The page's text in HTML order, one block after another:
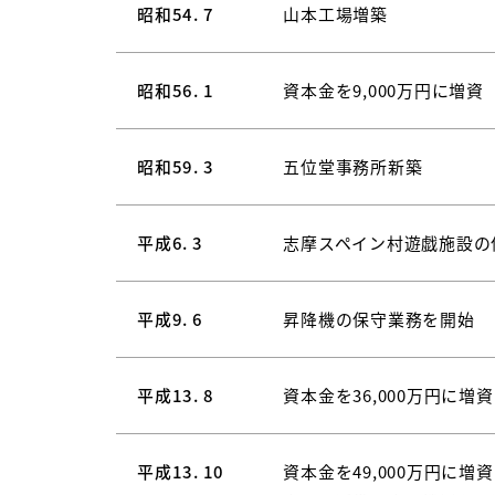
昭和54. 7 山本工場増築
昭和56. 1 資本金を9,000万円に増資
昭和59. 3 五位堂事務所新築
平成6. 3 志摩スペイン村遊戯施設
平成9. 6 昇降機の保守業務を開始
平成13. 8 資本金を36,000万円に増資
平成13. 10
資本金を49,000万円に増資